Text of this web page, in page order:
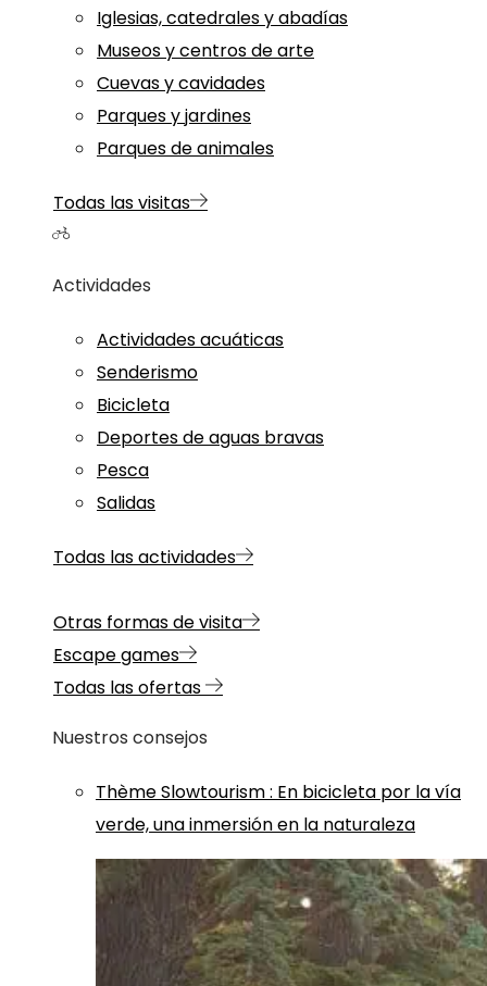
Iglesias, catedrales y abadías
Museos y centros de arte
Cuevas y cavidades
Parques y jardines
Parques de animales
Todas las visitas
Actividades
Actividades acuáticas
Senderismo
Bicicleta
Deportes de aguas bravas
Pesca
Salidas
Todas las actividades
Otras formas de visita
Escape games
Todas las ofertas
Nuestros consejos
ThèmeSlowtourism: En bicicleta por la vía
verde, una inmersión en la naturaleza